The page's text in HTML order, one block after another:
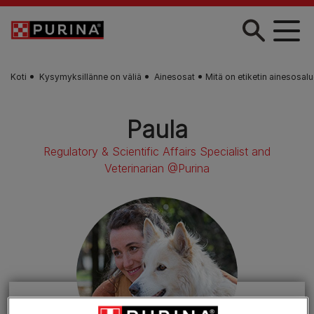
Skip to main content
Koti Kysymyksillänne on väliä Ainesosat Mitä on etiketin
Paula
Regulatory & Scientific Affairs Specialist and
Veterinarian @Purina